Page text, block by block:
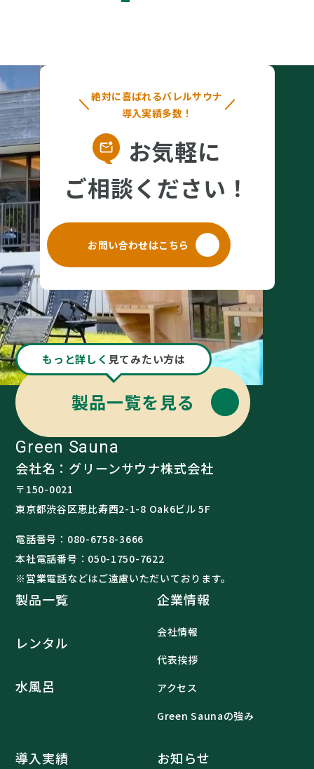
絶対に喜ばれるバレルサウナ
導入実績多数！
お気軽に
ご相談ください！
お問い合わせはこちら
もっと詳しく 見てみたい方は
製品一覧を見る
Green Sauna
会社名：グリーンサウナ株式会社
〒150-0021
東京都渋谷区恵比寿西2-1-8 Oak6ビル 5F
電話番号： 080-6758-3666
本社電話番号： 050-1750-7622
※営業電話などはご遠慮いただいております。
製品一覧
レンタル
水風呂
企業情報
会社情報
代表挨拶
アクセス
Green Saunaの強み
導入実績 お知らせ